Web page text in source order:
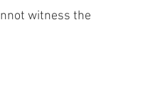
witness the